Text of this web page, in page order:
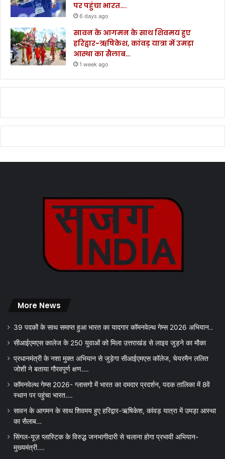
पर पहुंचा भारत….
6 days ago
सावन के आगमन के साथ शिवमय हुए
हरिद्वार-ऋषिकेश, कांवड़ यात्रा में उमड़ा
आस्था का सैलाब…
1 week ago
More News
39 पदकों के साथ समाप्त हुआ भारत का यादगार कॉमनवेल्थ गेम्स 2026 अभियान..
सीआईएमएस कालेज के 250 युवाओं को मिला उत्तराखंड से लाइव जुड़ने का मौका
प्रधानमंत्री के नशा मुक्त अभियान से जुड़ेगा सीआईएमएस कॉलेज, चेयरमैन ललित
जोशी ने बताया गौरवपूर्ण क्षण….
कॉमनवेल्थ गेम्स 2026- ग्लासगो में भारत का दमदार प्रदर्शन, पदक तालिका में 8वें
स्थान पर पहुंचा भारत….
सावन के आगमन के साथ शिवमय हुए हरिद्वार-ऋषिकेश, कांवड़ यात्रा में उमड़ा आस्था
का सैलाब…
सिंगल-यूज़ प्लास्टिक के विरुद्ध जनभागीदारी से चलाना होगा प्रभावी अभियान-
मुख्यमंत्री….